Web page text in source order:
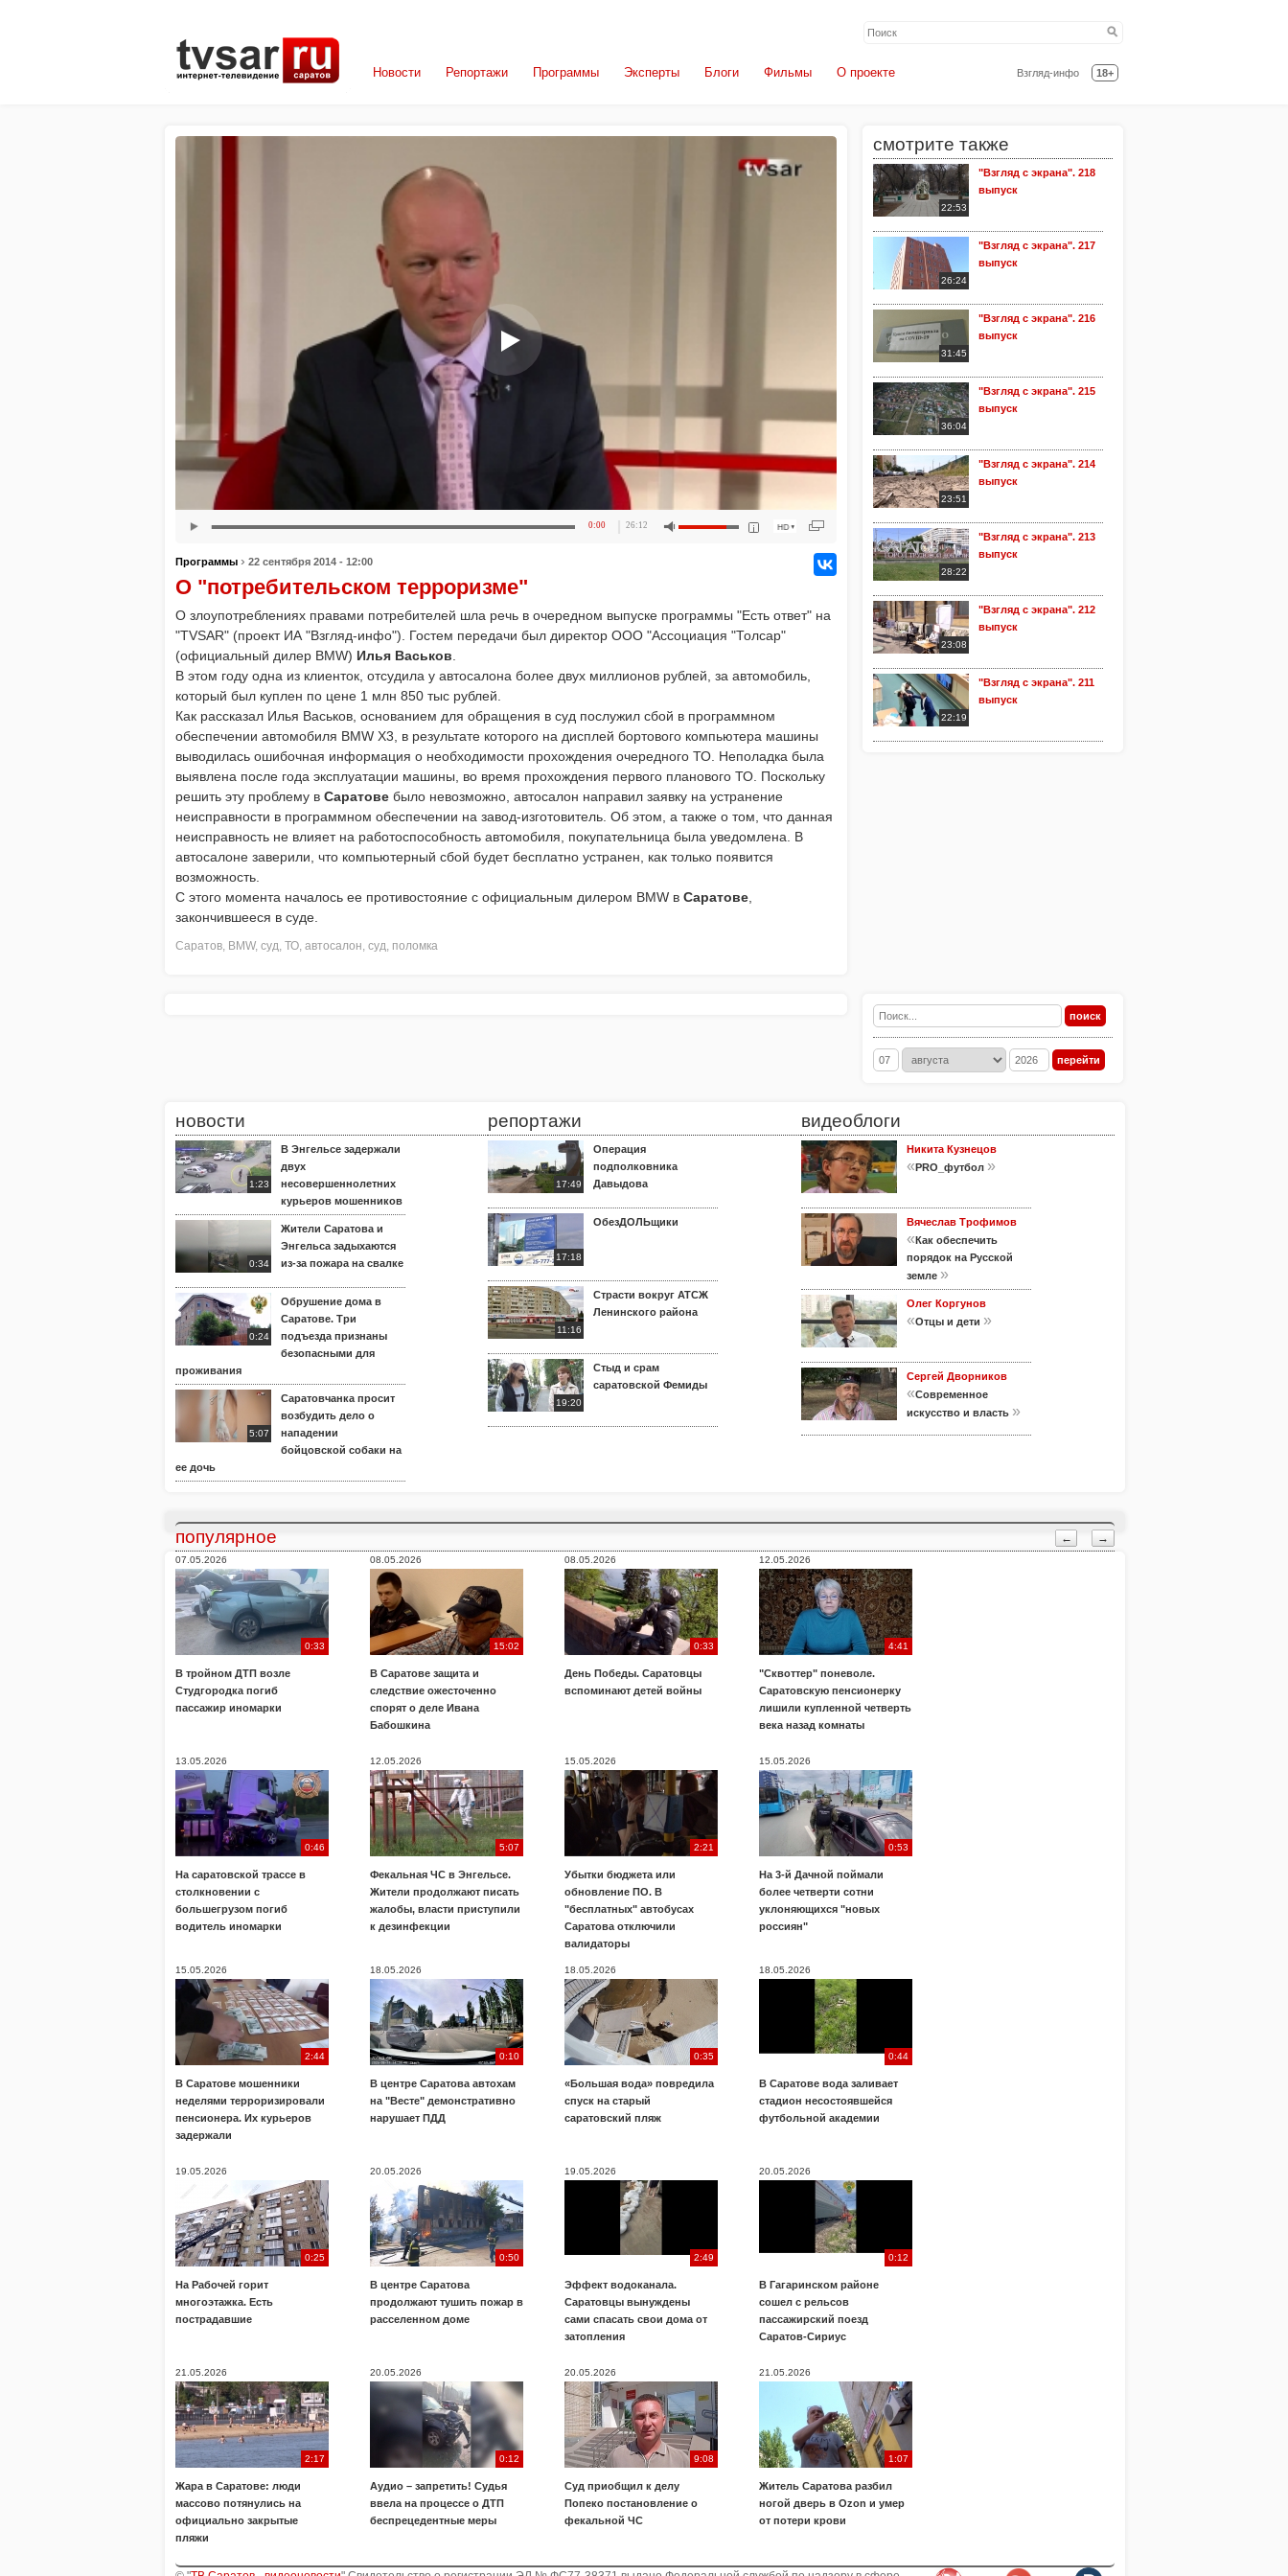
Взгляд-инфо 18+
Новости Репортажи Программы Эксперты Блоги Фильмы О проекте
смотрите также
22:53
"Взгляд с экрана". 218
выпуск
26:24
"Взгляд с экрана". 217
выпуск
31:45
"Взгляд с экрана". 216
выпуск
36:04
"Взгляд с экрана". 215
выпуск
23:51
"Взгляд с экрана". 214
выпуск
28:22
"Взгляд с экрана". 213
выпуск
23:08
"Взгляд с экрана". 212
выпуск
22:19
"Взгляд с экрана". 211
выпуск
0:00 26:12
Программы › 22 сентября 2014 - 12:00
О "потребительском терроризме"
О злоупотреблениях правами потребителей шла речь в очередном выпуске программы "Есть ответ" на
"TVSAR" (проект ИА "Взгляд-инфо"). Гостем передачи был директор ООО "Ассоциация "Толсар"
(официальный дилер BMW) Илья Васьков
В этом году одна из клиенток, отсудила у автосалона более двух миллионов рублей, за автомобиль,
который был куплен по цене 1 млн 850 тыс рублей.
Как рассказал Илья Васьков, основанием для обращения в суд послужил сбой в программном
обеспечении автомобиля BMW X3, в результате которого на дисплей бортового компьютера машины
выводилась ошибочная информация о необходимости прохождения очередного ТО. Неполадка была
выявлена после года эксплуатации машины, во время прохождения первого планового ТО. Поскольку
решить эту проблему в Саратове было невозможно, автосалон направил заявку на устранение
неисправности в программном обеспечении на завод-изготовитель. Об этом, а также о том, что данная
неисправность не влияет на работоспособность автомобиля, покупательница была уведомлена. В
автосалоне заверили, что компьютерный сбой будет бесплатно устранен, как только появится
возможность.
С этого момента началось ее противостояние с официальным дилером BMW в Саратове
закончившееся в суде.
Саратов, BMW, суд, ТО, автосалон, суд, поломка
новости
1:23
В Энгельсе задержали
двух
несовершеннолетних
курьеров мошенников
0:34
Жители Саратова и
Энгельса задыхаются
из-за пожара на свалке
0:24
Обрушение дома в
Саратове. Три
подъезда признаны
безопасными для
проживания
5:07
Саратовчанка просит
возбудить дело о
нападении
бойцовской собаки на
ее дочь
репортажи
17:49
Операция
подполковника
Давыдова
17:18
ОбезДОЛЬщики
11:16
Страсти вокруг АТСЖ
Ленинского района
19:20
Стыд и срам
саратовской Фемиды
видеоблоги
Никита Кузнецов
«PRO_футбол »
Вячеслав Трофимов
«Как обеспечить
порядок на Русской
земле »
Олег Коргунов
«Отцы и дети »
Сергей Дворников
«Современное
искусство и власть »
← →
популярное
07.05.2026
0:33
В тройном ДТП возле
Студгородка погиб
пассажир иномарки
08.05.2026
15:02
В Саратове защита и
следствие ожесточенно
спорят о деле Ивана
Бабошкина
08.05.2026
0:33
День Победы. Саратовцы
вспоминают детей войны
12.05.2026
4:41
"Сквоттер" поневоле.
Саратовскую пенсионерку
лишили купленной четверть
века назад комнаты
13.05.2026
0:46
На саратовской трассе в
столкновении с
большегрузом погиб
водитель иномарки
12.05.2026
5:07
Фекальная ЧС в Энгельсе.
Жители продолжают писать
жалобы, власти приступили
к дезинфекции
15.05.2026
2:21
Убытки бюджета или
обновление ПО. В
"бесплатных" автобусах
Саратова отключили
валидаторы
15.05.2026
0:53
На 3-й Дачной поймали
более четверти сотни
уклоняющихся "новых
россиян"
15.05.2026
2:44
В Саратове мошенники
неделями терроризировали
пенсионера. Их курьеров
задержали
18.05.2026
0:10
В центре Саратова автохам
на "Весте" демонстративно
нарушает ПДД
18.05.2026
0:35
«Большая вода» повредила
спуск на старый
саратовский пляж
18.05.2026
0:44
В Саратове вода заливает
стадион несостоявшейся
футбольной академии
19.05.2026
0:25
На Рабочей горит
многоэтажка. Есть
пострадавшие
20.05.2026
0:50
В центре Саратова
продолжают тушить пожар в
расселенном доме
19.05.2026
2:49
Эффект водоканала.
Саратовцы вынуждены
сами спасать свои дома от
затопления
20.05.2026
0:12
В Гагаринском районе
сошел с рельсов
пассажирский поезд
Саратов-Сириус
21.05.2026
2:17
Жара в Саратове: люди
массово потянулись на
официально закрытые
пляжи
20.05.2026
0:12
Аудио – запретить! Судья
ввела на процессе о ДТП
беспрецедентные меры
20.05.2026
9:08
Суд приобщил к делу
Попеко постановление о
фекальной ЧС
21.05.2026
1:07
Житель Саратова разбил
ногой дверь в Ozon и умер
от потери крови